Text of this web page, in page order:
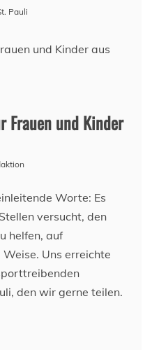
Pauli
und Kinder
Worte: Es
versucht, den
helfen, auf
Uns erreichte
den wir gerne teilen.